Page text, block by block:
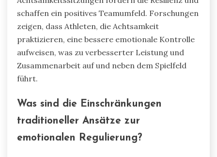
schaffen ein positives Teamumfeld. Forschungen
zeigen, dass Athleten, die Achtsamkeit
praktizieren, eine bessere emotionale Kontrolle
aufweisen, was zu verbesserter Leistung und
Zusammenarbeit auf und neben dem Spielfeld
führt.
Was sind die Einschränkungen
traditioneller Ansätze zur
emotionalen Regulierung?